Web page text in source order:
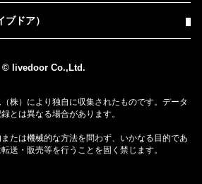
ドア）
© livedoor Co.,Ltd.
株）により独自に収集されたものです。データ
とは異なる場合があります。
たは機械的な方法を問わず、いかなる目的であ
送・販売等を行うことを固く禁じます。